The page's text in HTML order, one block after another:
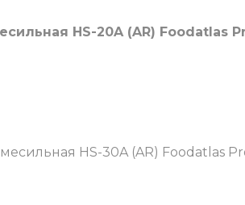
HS-20A (AR) Foodatlas